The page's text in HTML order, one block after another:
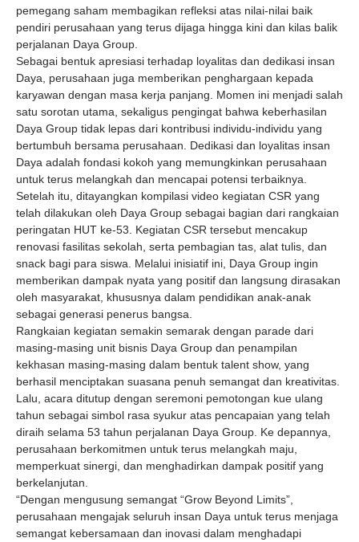
pemegang saham membagikan refleksi atas nilai-nilai baik
pendiri perusahaan yang terus dijaga hingga kini dan kilas balik
perjalanan Daya Group.
Sebagai bentuk apresiasi terhadap loyalitas dan dedikasi insan
Daya, perusahaan juga memberikan penghargaan kepada
karyawan dengan masa kerja panjang. Momen ini menjadi salah
satu sorotan utama, sekaligus pengingat bahwa keberhasilan
Daya Group tidak lepas dari kontribusi individu-individu yang
bertumbuh bersama perusahaan. Dedikasi dan loyalitas insan
Daya adalah fondasi kokoh yang memungkinkan perusahaan
untuk terus melangkah dan mencapai potensi terbaiknya.
Setelah itu, ditayangkan kompilasi video kegiatan CSR yang
telah dilakukan oleh Daya Group sebagai bagian dari rangkaian
peringatan HUT ke-53. Kegiatan CSR tersebut mencakup
renovasi fasilitas sekolah, serta pembagian tas, alat tulis, dan
snack bagi para siswa. Melalui inisiatif ini, Daya Group ingin
memberikan dampak nyata yang positif dan langsung dirasakan
oleh masyarakat, khususnya dalam pendidikan anak-anak
sebagai generasi penerus bangsa.
Rangkaian kegiatan semakin semarak dengan parade dari
masing-masing unit bisnis Daya Group dan penampilan
kekhasan masing-masing dalam bentuk talent show, yang
berhasil menciptakan suasana penuh semangat dan kreativitas.
Lalu, acara ditutup dengan seremoni pemotongan kue ulang
tahun sebagai simbol rasa syukur atas pencapaian yang telah
diraih selama 53 tahun perjalanan Daya Group. Ke depannya,
perusahaan berkomitmen untuk terus melangkah maju,
memperkuat sinergi, dan menghadirkan dampak positif yang
berkelanjutan.
“Dengan mengusung semangat “Grow Beyond Limits”,
perusahaan mengajak seluruh insan Daya untuk terus menjaga
semangat kebersamaan dan inovasi dalam menghadapi